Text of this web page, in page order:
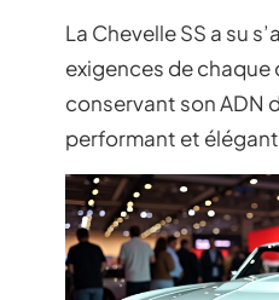
La Chevelle SS a su
exigences de
conservant son ADN
performant et